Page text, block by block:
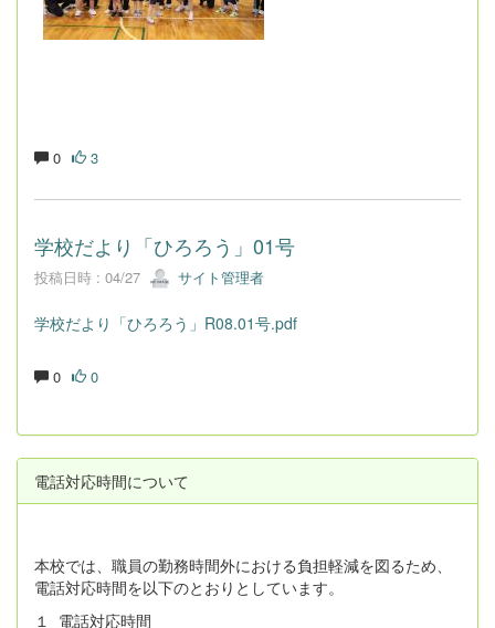
0 3
学校だより「ひろろう」01号
投稿日時 : 04/27 サイト管理者
学校だより「ひろろう」R08.01号.pdf
0 0
電話対応時間について
本校では、職員の勤務時間外における負担軽減を図るため、
電話対応時間を以下のとおりとしています。
１ 電話対応時間